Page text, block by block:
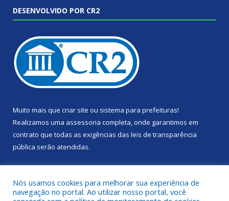
DESENVOLVIDO POR CR2
Muito mais que criar site ou sistema para prefeituras!
Realizamos uma assessoria completa, onde garantimos em
contrato que todas as exigências das leis de transparência
pública serão atendidas.
Nós usamos cookies para melhorar sua experiência de
navegação no portal. Ao utilizar nosso portal, você